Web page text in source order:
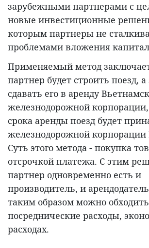
зарубежными партнерами с
новые инвестиционные
которым партнеры не
проблемами вложения
Применяемый метод
партнер будет строить поезд,
сдавать его в аренду
железнодорожной
срока аренды поезд будет
железнодорожной корпорации
Суть этого метода - покупка
отсрочкой платежа. С этим
партнер одновременно есть и
производитель, и
таким образом можно обходить
посреднические расходы,
расходах.